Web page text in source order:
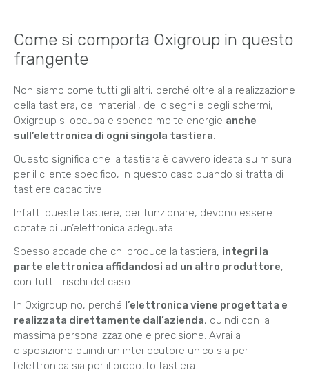
Come si comporta Oxigroup in questo
frangente
Non siamo come tutti gli altri, perché oltre alla realizzazione
della tastiera, dei materiali, dei disegni e degli schermi,
Oxigroup si occupa e spende molte energie anche
sull’elettronica di ogni singola tastiera.
Questo significa che la tastiera è davvero ideata su misura
per il cliente specifico, in questo caso quando si tratta di
tastiere capacitive.
Infatti queste tastiere, per funzionare, devono essere
dotate di un’elettronica adeguata.
Spesso accade che chi produce la tastiera, integri la
parte elettronica affidandosi ad un altro produttore,
con tutti i rischi del caso.
In Oxigroup no, perché l’elettronica viene progettata e
realizzata direttamente dall’azienda, quindi con la
massima personalizzazione e precisione. Avrai a
disposizione quindi un interlocutore unico sia per
l’elettronica sia per il prodotto tastiera.